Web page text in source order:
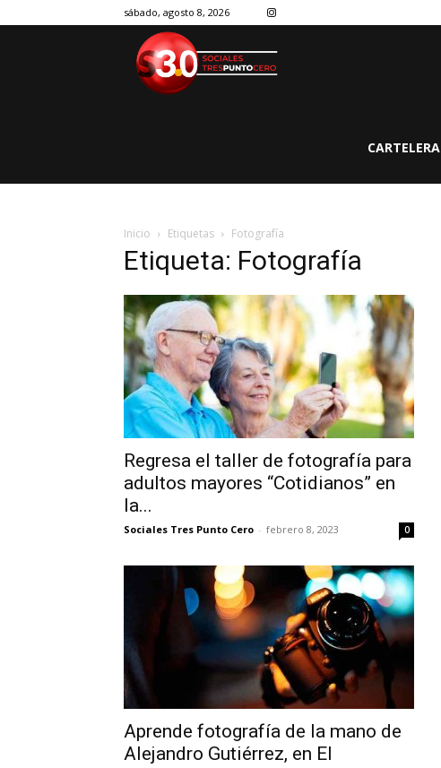
sábado, agosto 8, 2026
CARTELERA
Inicio Etiquetas Fotografía
Etiqueta: Fotografía
Regresa el taller de fotografía para
adultos mayores “Cotidianos” en
la...
Sociales Tres Punto Cero - febrero 8, 2023 0
Aprende fotografía de la mano de
Alejandro Gutiérrez, en El